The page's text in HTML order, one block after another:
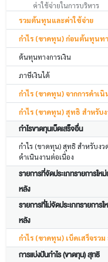
ค่าใช้จ่ายในการบริหาร
รวมต้นทุนและค่าใช้จ่าย
กำไร (ขาดทุน) ก่อนต้นทุนทา
ต้นทุนทางการเงิน
ภาษีเงินได้
กำไร (ขาดทุน) จากการดำเ
กำไร (ขาดทุน) สุทธิ สำหรับ
กำไรขาดทุนเบ็ดเสร็จอื่น
กำไร (ขาดทุน) สุทธิ สำหรับง
ดำเนินงานต่อเนื่อง
รายการที่จัดประเภทรายการใหม่
หลัง
รายการที่ไม่จัดประเภทรายการใ
หลัง
กำไร (ขาดทุน) เบ็ดเสร็จรวม
การแบ่งปันกำไร (ขาดทุน) สุทธิ